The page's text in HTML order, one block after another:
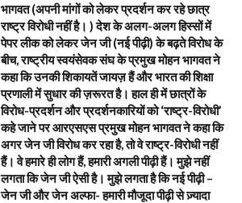
भागवत (अपनी मांगों को लेकर प्रदर्शन कर रहे छात्र
राष्ट्र विरोधी नहीं है। ) देश के अलग-अलग हिस्सों में
पेपर लीक को लेकर जेन जी (नई पीढ़ी) के बढ़ते विरोध के
बीच, राष्ट्रीय स्वयंसेवक संघ के प्रमुख मोहन भागवत ने
कहा कि उनकी शिकायतें जायज़ हैं और भारत की शिक्षा
प्रणाली में सुधार की ज़रूरत है। हाल ही में छात्रों के
विरोध-प्रदर्शन और प्रदर्शनकारियों को ‘राष्ट्र-विरोधी’
कहे जाने पर आरएसएस प्रमुख मोहन भागवत ने कहा कि
अगर जेन जी विरोध कर रहा है, तो वे राष्ट्र-विरोधी नहीं
हैं। वे हमारे ही लोग हैं, हमारी अगली पीढ़ी हैं। मुझे नहीं
लगता कि जेन जी ऐसी है। मुझे लगता है कि नई पीढ़ी –
जेन जी और जेन अल्फा- हमारी मौजूदा पीढ़ी से ज़्यादा